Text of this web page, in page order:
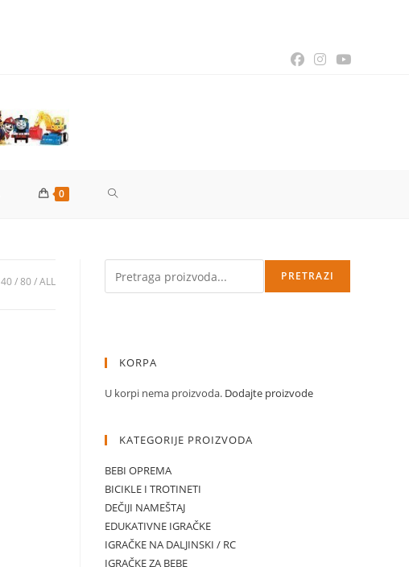
0 TOGGLE
SEARCH
40 80 ALL PRETRAZI
KORPA
U korpi nema proizvoda. Dodajte proizvode
KATEGORIJE PROIZVODA
BEBI OPREMA
BICIKLE I TROTINETI
DEČIJI NAMEŠTAJ
EDUKATIVNE IGRAČKE
IGRAČKE NA DALJINSKI / RC
IGRAČKE ZA BEBE